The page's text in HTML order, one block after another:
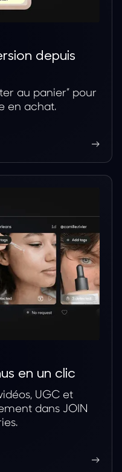
depuis
au panier” pour
en achat.
en un clic
UGC et
dans JOIN